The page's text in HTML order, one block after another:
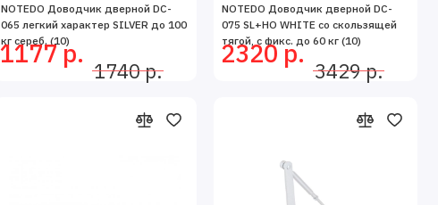
NOTEDO Доводчик дверной DC-
065 легкий характер SILVER до 100
кг сереб. (10)
1177 р.
1740 р.
NOTEDO Доводчик дверной DC-
075 SL+HO WHITE со скользящей
тягой, с фикс. до 60 кг (10)
2320 р.
3429 р.